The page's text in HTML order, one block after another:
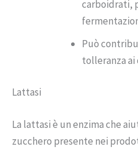
carboidrati,
Può
tolleranza
Lattasi
La lattasi è un enzima che
zucchero presente nei